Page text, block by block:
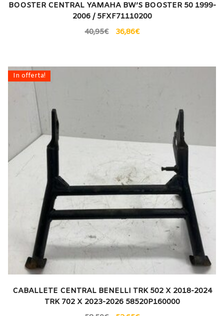
BOOSTER CENTRAL YAMAHA BW’S BOOSTER 50 1999-
2006 / 5FXF71110200
40,95€ 36,86€
In offerta!
CABALLETE CENTRAL BENELLI TRK 502 X 2018-2024
TRK 702 X 2023-2026 58520P160000